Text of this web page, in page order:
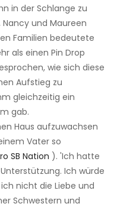
in der Schlange zu
und Maureen
Familien bedeutete
als einen Pin Drop
wie sich diese
Aufstieg zu
gleichzeitig ein
gab.
Haus aufzuwachsen
Vater so
SB Nation ). 'Ich hatte
Ich würde
nicht die Liebe und
Schwestern und